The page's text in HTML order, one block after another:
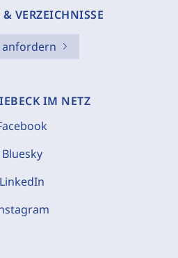
VERZEICHNISSE
anfordern
IM NETZ
Bluesky
LinkedIn